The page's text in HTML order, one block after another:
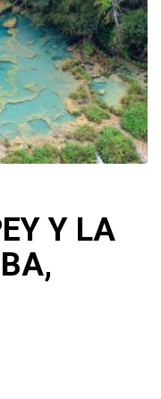
Y LA